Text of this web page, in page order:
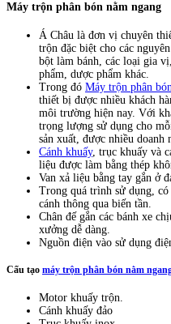
Máy trộn phân bón nằm ngang
Á Châu là đơn vị chuyên
trộn đặc biệt cho các
bột làm bánh, các loại gia
phẩm, dược phẩm khác.
Trong đó Máy trộn phân
thiết bị được nhiều khách
môi trường hiện nay. Với
trọng lượng sử dụng cho
sản xuất, được nhiều doanh
Cánh khuấy, trục khuấy và
liệu được làm bằng thép
Van xả liệu bằng tay gắn ở
Trong quá trình sử dụng,
cánh thông qua biến tần.
Chân đế gắn các bánh xe
xưởng dễ dàng.
Nguồn điện vào sử dụng
Cấu tạo máy trộn phân bón nằm
Motor khuấy trộn.
Cánh khuấy đảo